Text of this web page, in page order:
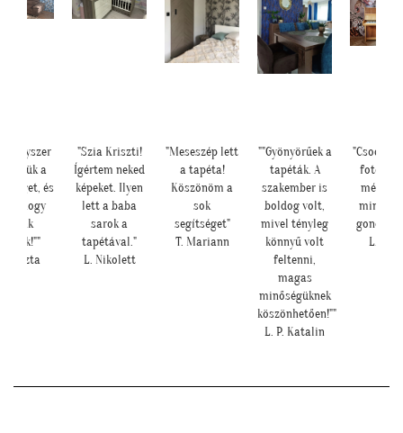
"Szia Kriszti!
Ígértem neked
képeket. Ilyen
lett a baba
sarok a
tapétával."
L. Nikolett
"Meseszép lett
a tapéta!
Köszönöm a
segítséget"
T. Mariann
""Gyönyörűek a
tapéták. A
szakember is
boldog volt,
mivel tényleg
könnyű volt
feltenni,
magas
minőségüknek
köszönhetően!""
L. P. Katalin
"Csodálatos a
fotótapéta
még szebb
mint ahogy
gondoltam!"
L. Ilona